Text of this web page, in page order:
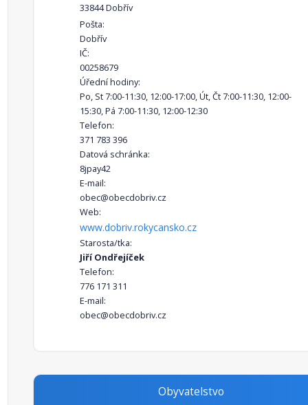
33844 Dobřív
Pošta:
Dobřív
IČ:
00258679
Úřední hodiny:
Po, St 7:00-11:30, 12:00-17:00, Út, Čt 7:00-11:30, 12:00-
15:30, Pá 7:00-11:30, 12:00-12:30
Telefon:
371 783 396
Datová schránka:
8jpay42
E-mail:
obec@obecdobriv.cz
Web:
www.dobriv.rokycansko.cz
Starosta/tka:
Jiří Ondřejíček
Telefon:
776 171 311
E-mail:
obec@obecdobriv.cz
Obyvatelstvo